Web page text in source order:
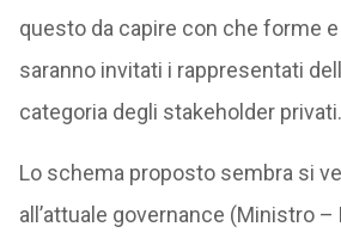
questo da capire con che forme
saranno invitati i rappresentati
categoria degli stakeholder privati.
Lo schema proposto sembra si
all’attuale governance (Ministro